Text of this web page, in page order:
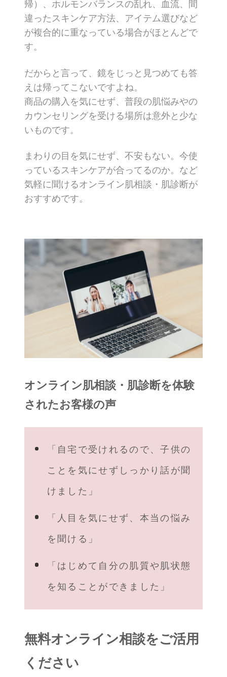
帰）、ホルモンバランスの乱れ、血流、間
違ったスキンケア方法、アイテム選びなど
が複合的に重なっている場合がほとんどで
す。
だからと言って、鏡をじっと見つめても答
えは帰ってこないですよね。
商品の購入を気にせず、普段の肌悩みやの
カウンセリングを受ける場所は意外と少な
いものです。
まわりの目を気にせず、不安もない。今使
っているスキンケアが合ってるのか。など
気軽に聞けるオンライン肌相談・肌診断が
おすすめです。
オンライン肌相談・肌診断を体験
されたお客様の声
「自宅で受けれるので、子供の
ことを気にせずしっかり話が聞
けました」
「人目を気にせず、本当の悩み
を聞ける」
「はじめて自分の肌質や肌状態
を知ることができました」
無料オンライン相談をご活用
ください